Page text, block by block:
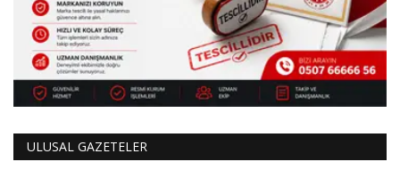
ULUSAL GAZETELER